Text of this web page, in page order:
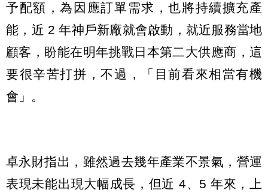
予配額，為因應訂單需求，也將持續擴充產
能，近 2 年神戶新廠就會啟動，就近服務當地
顧客，盼能在明年挑戰日本第二大供應商，這
要很辛苦打拼，不過，「目前看來相當有機
會」。
卓永財指出，雖然過去幾年產業不景氣，營運
表現未能出現大幅成長，但近 4、5 年來，上